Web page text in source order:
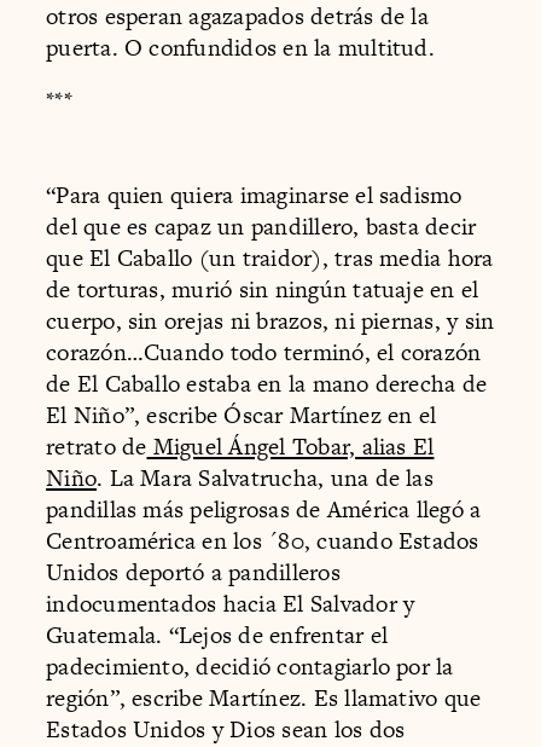
otros esperan agazapados detrás de la
puerta. O confundidos en la multitud.
***
“Para quien quiera imaginarse el sadismo
del que es capaz un pandillero, basta decir
que El Caballo (un traidor), tras media hora
de torturas, murió sin ningún tatuaje en el
cuerpo, sin orejas ni brazos, ni piernas, y sin
corazón…Cuando todo terminó, el corazón
de El Caballo estaba en la mano derecha de
El Niño”, escribe Óscar Martínez en el
retrato de Miguel Ángel Tobar, alias El
Niño. La Mara Salvatrucha, una de las
pandillas más peligrosas de América llegó a
Centroamérica en los ´80, cuando Estados
Unidos deportó a pandilleros
indocumentados hacia El Salvador y
Guatemala. “Lejos de enfrentar el
padecimiento, decidió contagiarlo por la
región”, escribe Martínez. Es llamativo que
Estados Unidos y Dios sean los dos